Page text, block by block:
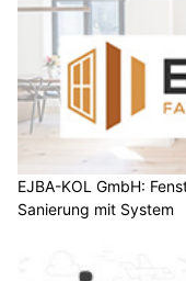
EJBA-KOL GmbH:
Sanierung mit System